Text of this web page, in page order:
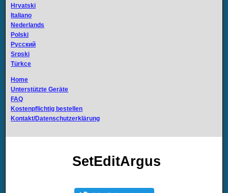
Hrvatski
Italiano
Nederlands
Polski
Русский
Srpski
Türkce
Home
Unterstützte Geräte
FAQ
Kostenpflichtig bestellen
Kontakt/Datenschutzerklärung
SetEditArgus